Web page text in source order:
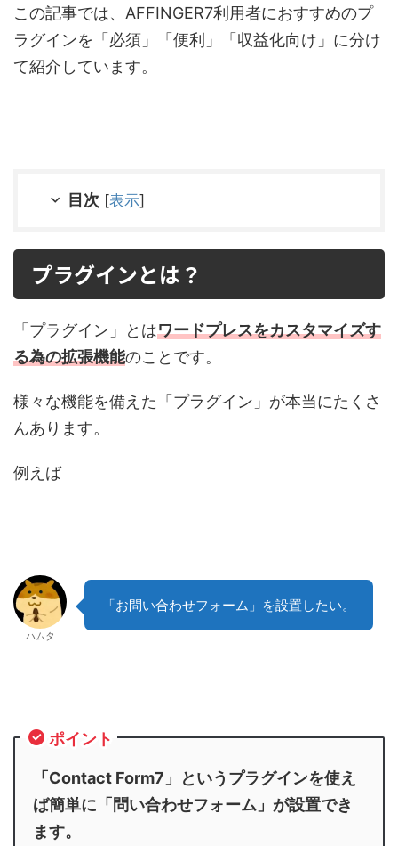
この記事では、AFFINGER7利用者におすすめのプ
ラグインを「必須」「便利」「収益化向け」に分け
て紹介しています。
目次 [表示]
プラグインとは？
「プラグイン」とはワードプレスをカスタマイズす
る為の拡張機能のことです。
様々な機能を備えた「プラグイン」が本当にたくさ
んあります。
例えば
ハムタ
「お問い合わせフォーム」を設置したい。
ポイント
「Contact Form7」というプラグインを使え
ば簡単に「問い合わせフォーム」が設置でき
ます。